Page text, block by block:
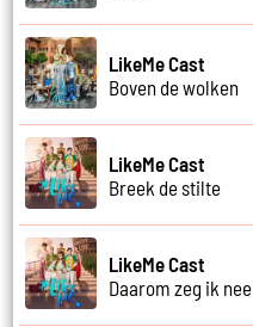
LikeMe Cast
Boven de wolken
LikeMe Cast
Breek de stilte
LikeMe Cast
Daarom zeg ik nee